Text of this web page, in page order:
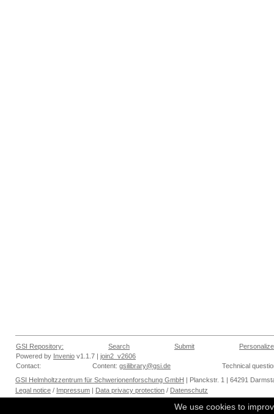
GSI Repository: Search Submit
Personalize
Powered by Invenio v1.1.7 | join2_v2606
Contact:
Content: gsilibrary@gsi.de
Technical
GSI Helmholtzzentrum für Schwerionenforschung GmbH | Planckstr. 1 | 64291
Legal notice / Impressum | Data privacy protection / Datenschutz
We use cookies to